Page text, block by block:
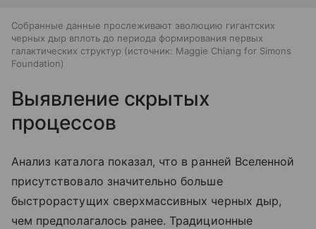
Собранные данные прослеживают эволюцию гигантских
черных дыр вплоть до периода формирования первых
галактических структур
источник: Maggie Chiang for Simons
Foundation
Выявление скрытых
процессов
Анализ каталога показал, что в ранней Вселенной
присутствовало значительно больше
быстрорастущих сверхмассивных черных дыр,
чем предполагалось ранее. Традиционные